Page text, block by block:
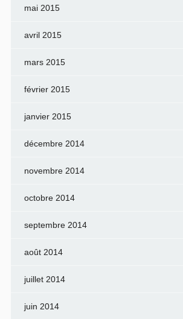
mai 2015
avril 2015
mars 2015
février 2015
janvier 2015
décembre 2014
novembre 2014
octobre 2014
septembre 2014
août 2014
juillet 2014
juin 2014